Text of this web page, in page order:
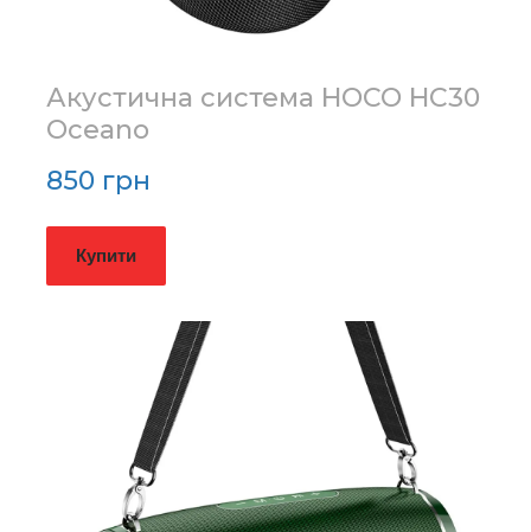
Акустична система HOCO HC30
Oceano
850 грн
Купити